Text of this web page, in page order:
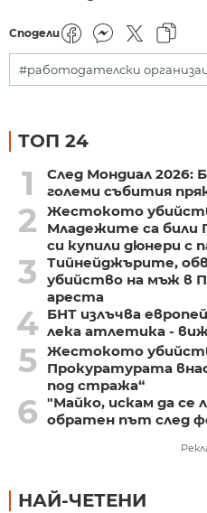
Сподели
#работодателски
ТОП 24
1
След Мондиал 2026:
големи събития
2
Жестокото
Младежите са били
си купили дюнери с
3
Тийнейджърите,
убийство на мъж в
ареста
4 БНТ излъчва
лека атлетика -
5 Жестокото
Прокуратурата
под стража“
6 "Майко, искам да се
обратен път след
НАЙ-ЧЕТЕНИ